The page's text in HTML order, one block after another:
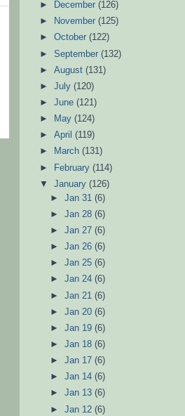
►
December(126)
►
November(125)
►October(122)
►September(132)
►August(131)
►July(120)
►June(121)
►
May(124)
►April(119)
►
March(131)
►
February(114)
▼January(126)
►Jan 31(6)
►Jan 28(6)
►Jan 27(6)
►Jan 26(6)
►Jan 25(6)
►Jan 24(6)
►Jan 21(6)
►Jan 20(6)
►Jan 19(6)
►Jan 18(6)
►Jan 17(6)
►Jan 14(6)
►Jan 13(6)
►Jan 12(6)